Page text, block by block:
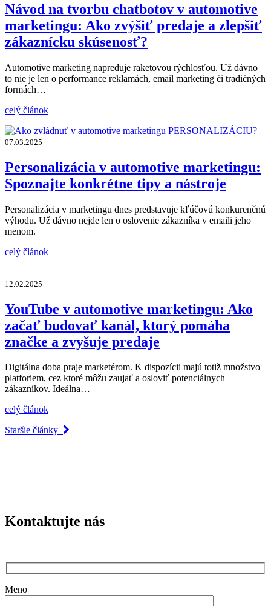
Návod na tvorbu chatbotov v automotive
marketingu: Ako zvýšiť predaje a zlepšiť
zákaznícku skúsenosť?
Automotive marketing napreduje raketovou rýchlosťou. Už dávno
to nie je len o performance reklamách, email marketing či tradičných
formách…
celý článok
07.03.2025
Personalizácia v automotive marketingu:
Spoznajte konkrétne tipy a nástroje
Personalizácia v marketingu dnes predstavuje kľúčovú konkurenčnú
výhodu. Už dávno nejde len o oslovenie zákazníka v emaili jeho
menom.
celý článok
12.02.2025
YouTube v automotive marketingu: Ako
začať budovať kanál, ktorý pomáha
značke a zvyšuje predaje
Digitálna doba praje marketérom. K dispozícii majú totiž množstvo
platforiem, cez ktoré môžu zaujať a osloviť potenciálnych
zákazníkov. Ideálna…
celý článok
Staršie články
Kontaktujte nás
Meno